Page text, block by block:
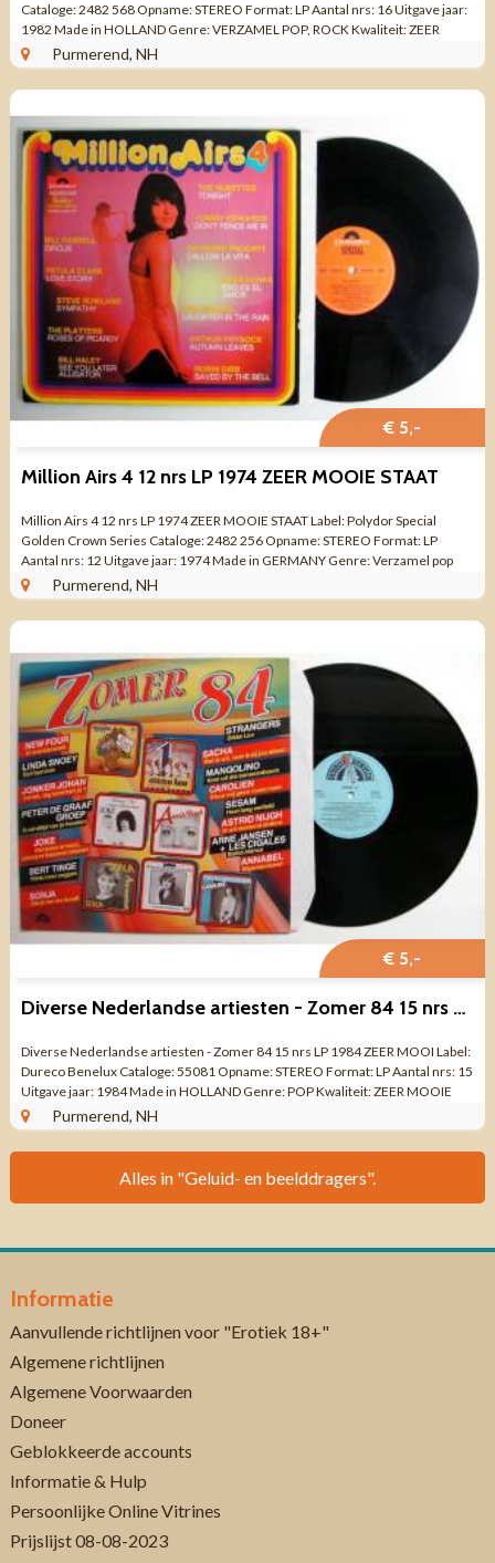
Cataloge: 2482 568 Opname: STEREO Format: LP Aantal nrs: 16 Uitgave jaar:
1982 Made in HOLLAND Genre: VERZAMEL POP, ROCK Kwaliteit: ZEER
MOOIE STAAT Kant 1 ...
Purmerend, NH
€ 5,-
Million Airs 4 12 nrs LP 1974 ZEER MOOIE STAAT
Million Airs 4 12 nrs LP 1974 ZEER MOOIE STAAT Label: Polydor Special
Golden Crown Series Cataloge: 2482 256 Opname: STEREO Format: LP
Aantal nrs: 12 Uitgave jaar: 1974 Made in GERMANY Genre: Verzamel pop
rock jazz enz ...
Purmerend, NH
€ 5,-
Diverse Nederlandse artiesten - Zomer 84 15 nrs LP ZEER MOOI
Diverse Nederlandse artiesten - Zomer 84 15 nrs LP 1984 ZEER MOOI Label:
Dureco Benelux Cataloge: 55081 Opname: STEREO Format: LP Aantal nrs: 15
Uitgave jaar: 1984 Made in HOLLAND Genre: POP Kwaliteit: ZEER MOOIE
STAAT KANT 1 ...
Purmerend, NH
Alles in "Geluid- en beelddragers".
Informatie
Aanvullende richtlijnen voor "Erotiek 18+"
Algemene richtlijnen
Algemene Voorwaarden
Doneer
Geblokkeerde accounts
Informatie & Hulp
Persoonlijke Online Vitrines
Prijslijst 08-08-2023